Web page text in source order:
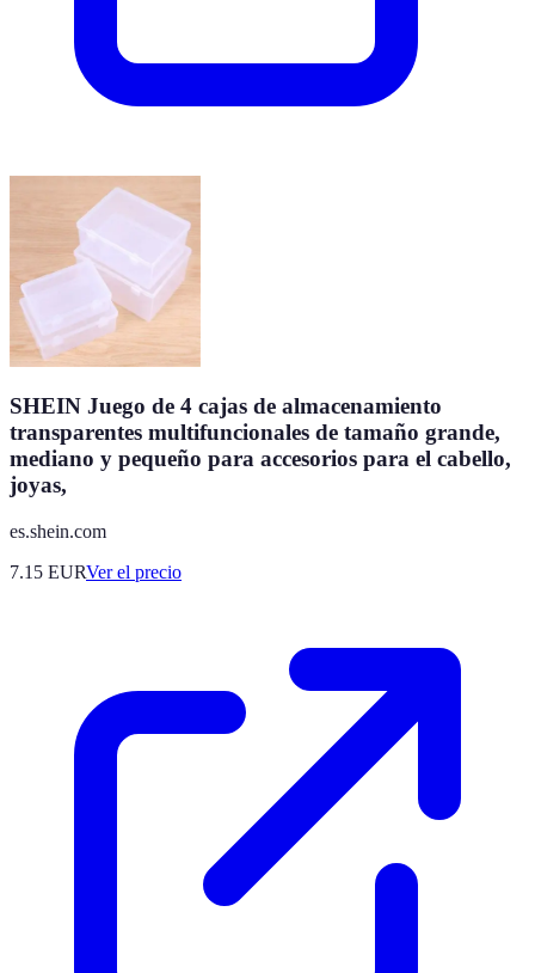
SHEIN Juego de 4 cajas de almacenamiento
transparentes multifuncionales de tamaño grande,
mediano y pequeño para accesorios para el cabello,
joyas,
es.shein.com
7.15 EURVer el precio